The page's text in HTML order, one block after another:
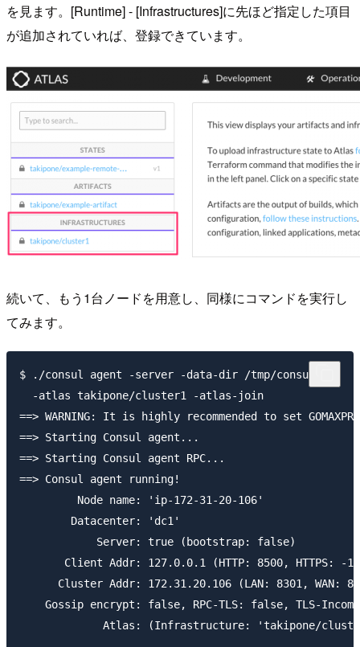
を見ます。[Runtime] - [Infrastructures]に先ほど指定した項目
が追加されていれば、登録できています。
続いて、もう1台ノードを用意し、同様にコマンドを実行し
てみます。
$ ./consul agent -server -data-dir /tmp/consul \
  -atlas takipone/cluster1 -atlas-join
==> WARNING: It is highly recommended to set
==> Starting Consul agent...
==> Starting Consul agent RPC...
==> Consul agent running!
         Node name: 'ip-172-31-20-106'
        Datacenter: 'dc1'
            Server: true (bootstrap: false)
Client Addr: 127.0.0.1 (HTTP: 8500, HTTPS: -
Cluster Addr: 172.31.20.106 (LAN: 8301, WAN:
Gossip encrypt: false, RPC-TLS: false, TLS-
Atlas: (Infrastructure: 'takipone/